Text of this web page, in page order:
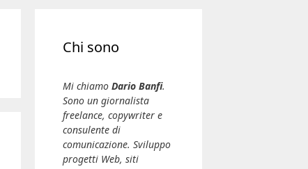
Chi sono
Mi chiamo Dario Banfi.
Sono un giornalista
freelance, copywriter e
consulente di
comunicazione. Sviluppo
progetti Web, siti